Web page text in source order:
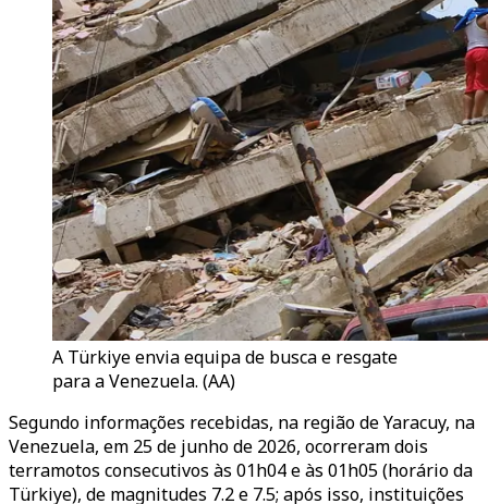
A Türkiye envia equipa de busca e resgate
para a Venezuela. (AA)
Segundo informações recebidas, na região de Yaracuy, na
Venezuela, em 25 de junho de 2026, ocorreram dois
terramotos consecutivos às 01h04 e às 01h05 (horário da
Türkiye), de magnitudes 7.2 e 7.5; após isso, instituições